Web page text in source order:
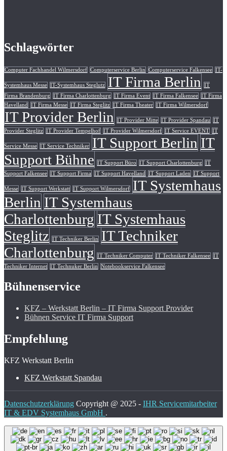
Schlagwörter
Computer Fachhandel Wilmersdorf Computerservice Berlin Computerservice Falkensee IT-
Systemhaus Messe IT-Systemhaus Steglutz IT Firma Berlin
IT
Firma Brandenburg
IT Firma Charlottenburg IT Firma Event IT Firma Falkensee IT Firma
Havelland
IT Firma Messe IT Firma Steglitz IT Firma Theater IT Firma Wilmersdorf
IT Provider Berlin IT Provider Mitte IT Provider Spandau
IT
Provider Steglitz IT Provider Tempelhof IT Provider Wilmersdorf IT Service EVENT IT
Service Messe IT Service Techniker IT Support Berlin IT
Support Bühne
IT Support Büro IT Support Charlottenburg
IT
Support Falkensee IT Support Firma IT Support Havelland IT Support Laden IT Support
Messe IT Support Werkstatt IT Support Wilmersdorf
IT Systemhaus
Berlin IT Systemhaus
Charlottenburg IT Systemhaus
Steglitz
IT Techniker Berlin
IT Techniker
Charlottenburg
IT Techniker Computer IT Techniker Falkensee IT
Techniker Internet IT Technuker Berlin Notebookservice Falkensee
Bühnenservice
KFZ – Werkstatt Berlin – IT Firma Support Provider
Bühnen Service IT Firma Support
Empfehlung
KFZ Werkstatt Berlin
KFZ Werkstatt Spandau
Datenschutzerklärung Copyright @ 2025 - IHR Servicemitarbeiter
IT & EDV Systemhaus GmbH .